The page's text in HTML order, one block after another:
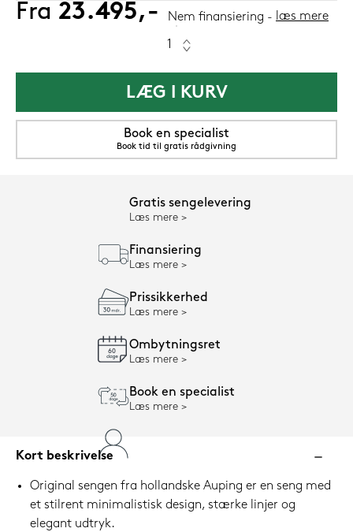
Fra 23.495,- Nem finansiering læs mere
LÆG I KURV
Book en specialist
Book tid til gratis rådgivning
Gratis sengelevering
Læs mere
Finansiering
Læs mere
Prissikkerhed
Læs mere
Ombytningsret
Læs mere
Book en specialist
Læs mere
Kort beskrivelse
Original sengen fra hollandske Auping er en seng med
et stilrent minimalistisk design, stærke linjer og
elegant udtryk.